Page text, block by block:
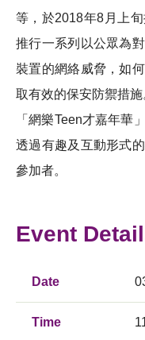
等，於2018年8月上
推行一系列以公眾為
裝置的網絡威脅，如
取有效的保安防禦措施
「網樂Teen才嘉年華
透過有趣及互動形式
參加者。
Event
Date
Time